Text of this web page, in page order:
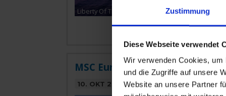
Zustimmung
Diese Webseite verwendet
Wir verwenden Cookies,
und die Zugriffe auf unsere
Website an unsere Partner
Liberty Of The Seas
MSC Euribia » 10 Tage
10. OKT 2026 BIS 20. OKT 2026 VON